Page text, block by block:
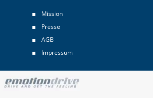
Mission
Presse
AGB
Impressum